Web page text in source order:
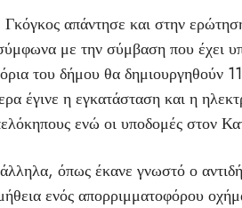
απάντησε και στην
με την σύμβαση που έχει
του δήμου θα δημιουργηθούν
έγινε η εγκατάσταση και η
ενώ οι υποδομές στον
όπως έκανε γνωστό ο
ενός απορριμματοφόρου